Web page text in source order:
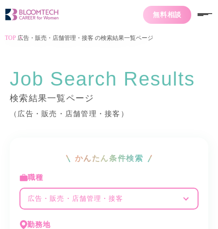
無料相談
TOP 広告・販売・店舗管理・接客 の検索結果一覧ページ
Job Search Results
検索結果一覧ページ
（広告・販売・店舗管理・接客）
かんたん条件検索
職種
広告・販売・店舗管理・接客
勤務地